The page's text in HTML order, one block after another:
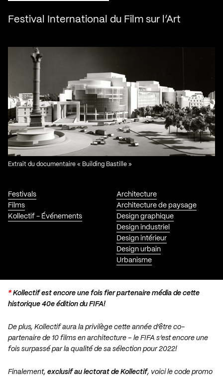
Festival International du Film sur l’Art
Festivals
Films
Kollectif - Événements
Architecture
Architecture de paysage
Design graphique
Design industriel
Design intérieur
Design urbain
Urbanisme
Extrait du documentaire « Building Bastille »
*Kollectif est encore une fois fierpartenaire média de cette
historique 40e édition du FIFA!
De plus, Kollectif aura la privilège cette année d’être co-
partenaire de 10 films en architecture – le FIFA s’est encore une
fois surpassé par la qualité de sa sélection pour 2022!
Finalement, exclusif au lectorat de Kollectif, voici le code promo